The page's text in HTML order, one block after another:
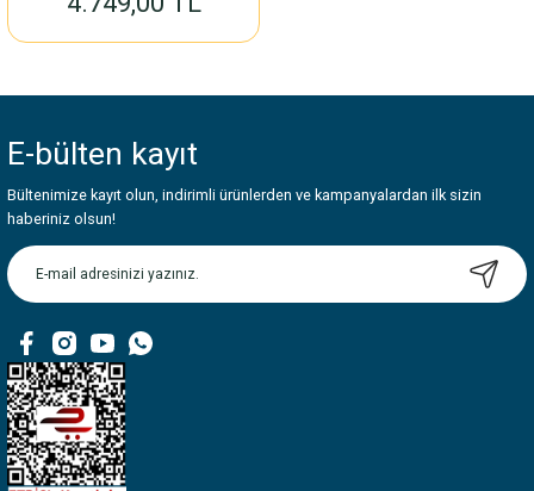
E-bülten kayıt
Bültenimize kayıt olun, indirimli ürünlerden ve kampanyalardan ilk sizin
haberiniz olsun!